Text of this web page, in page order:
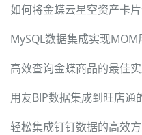
如何将金蝶云星空资产卡
MySQL数据集成实现
高效查询金蝶商品的最佳
用友BIP数据集成到旺店通
轻松集成钉钉数据的高效